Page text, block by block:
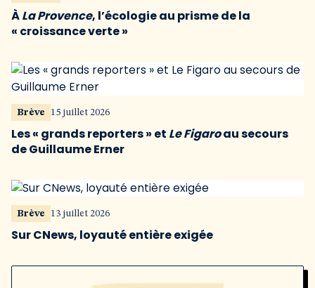
ÀLa Provence, l’écologie au prisme de la
« croissance verte »
Brève 15 juillet 2026
Les « grands reporters » et Le Figaroau secours
de Guillaume Erner
Brève 13 juillet 2026
Sur CNews, loyauté entière exigée